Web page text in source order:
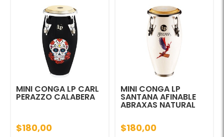
MINI CONGA LP CARL
PERAZZO CALABERA
$180,00
MINI CONGA LP
SANTANA AFINABLE
ABRAXAS NATURAL
$180,00